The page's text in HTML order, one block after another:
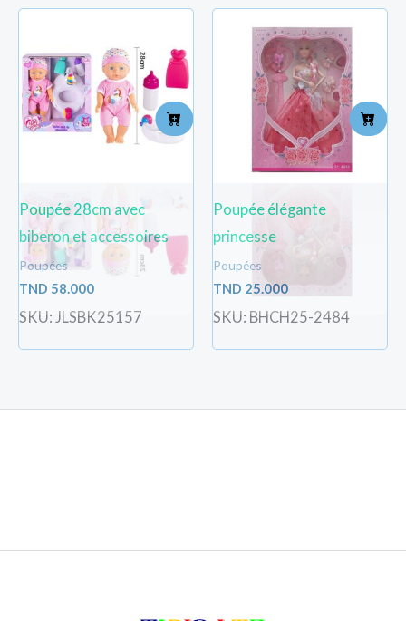
Poupée 28cm avec
biberon et accessoires
Poupées
TND 58.000
SKU: JLSBK25157
Poupée élégante
princesse
Poupées
TND 25.000
SKU: BHCH25-2484